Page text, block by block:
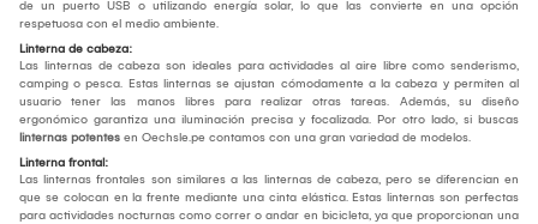
de un puerto USB o utilizando energía solar, lo que las convierte en una opción
respetuosa con el medio ambiente.
Linterna de cabeza:
Las linternas de cabeza son ideales para actividades al aire libre como senderismo,
camping o pesca. Estas linternas se ajustan cómodamente a la cabeza y permiten al
usuario tener las manos libres para realizar otras tareas. Además, su diseño
ergonómico garantiza una iluminación precisa y focalizada. Por otro lado, si buscas
linternas potentes en Oechsle.pe contamos con una gran variedad de modelos.
Linterna frontal:
Las linternas frontales son similares a las linternas de cabeza, pero se diferencian en
que se colocan en la frente mediante una cinta elástica. Estas linternas son perfectas
para actividades nocturnas como correr o andar en bicicleta, ya que proporcionan una